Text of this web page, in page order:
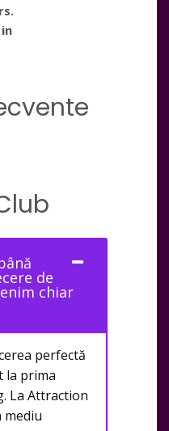
de
chiar
perfectă
la prima
La Attraction
mediu